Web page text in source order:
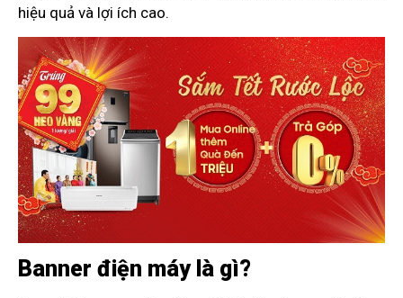
hiệu quả và lợi ích cao.
Banner điện máy là gì?